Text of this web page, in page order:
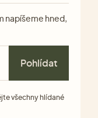
napíšeme hned,
Pohlídat
všechny hlídané